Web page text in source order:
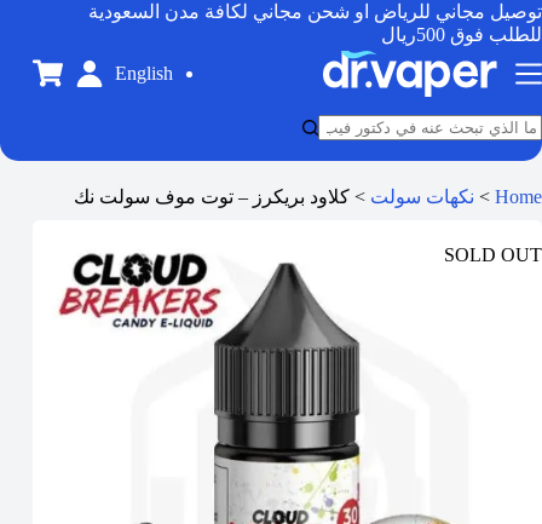
توصيل مجاني للرياض او شحن مجاني لكافة مدن السعودية
للطلب فوق 500ريال
English
Home
> نكهات سولت > كلاود بريكرز – توت موف سولت نك
SOLD OUT